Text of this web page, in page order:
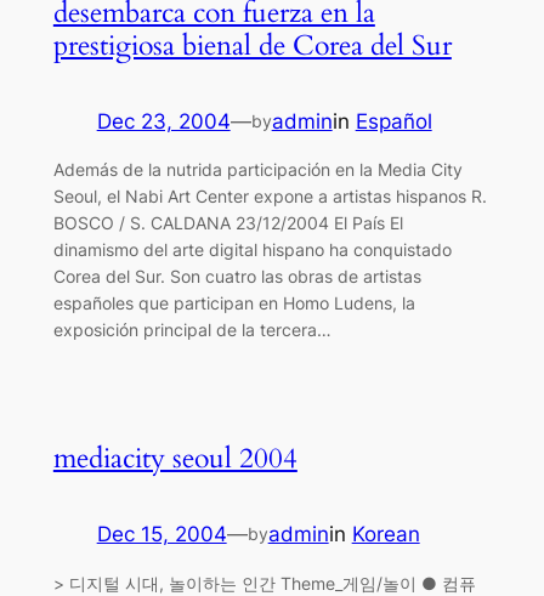
desembarca con fuerza en la
prestigiosa bienal de Corea del Sur
Dec 23, 2004—byadminin Español
Además de la nutrida participación en la Media City
Seoul, el Nabi Art Center expone a artistas hispanos R.
BOSCO / S. CALDANA 23/12/2004 El País El
dinamismo del arte digital hispano ha conquistado
Corea del Sur. Son cuatro las obras de artistas
españoles que participan en Homo Ludens, la
exposición principal de la tercera…
mediacity seoul 2004
Dec 15, 2004—byadminin Korean
> 디지털 시대, 놀이하는 인간 Theme_게임/놀이 ● 컴퓨